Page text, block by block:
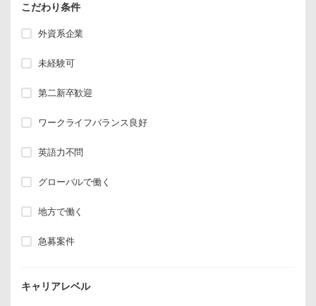
こだわり条件
外資系企業
未経験可
第二新卒歓迎
ワークライフバランス良好
英語力不問
グローバルで働く
地方で働く
急募案件
キャリアレベル